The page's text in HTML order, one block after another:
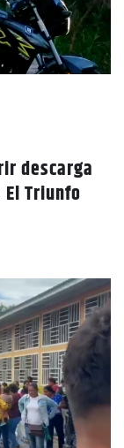
descarga
Triunfo